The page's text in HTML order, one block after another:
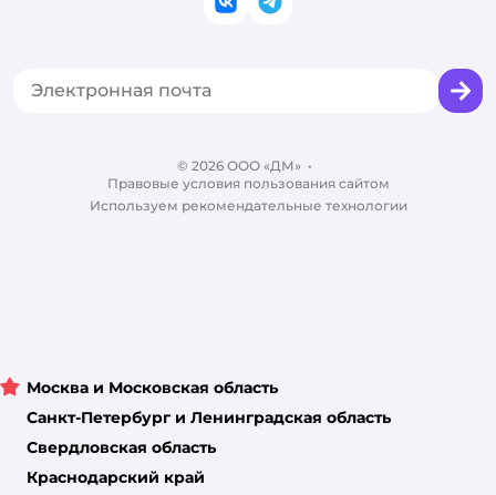
Политика использования файлов cookie
Оплата Мокка
Блог
Корм для собак
© 2026 ООО «ДМ» •
Правовые условия пользования сайтом
Используем рекомендательные технологии
ВКонтакте
Telegram
Москва и Московская область
Санкт-Петербург и Ленинградская область
Свердловская область
Краснодарский край